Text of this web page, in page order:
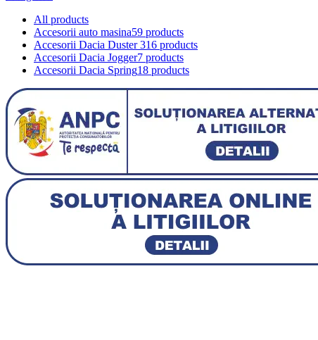
All products
Accesorii auto masina59 products
Accesorii Dacia Duster 316 products
Accesorii Dacia Jogger7 products
Accesorii Dacia Spring18 products